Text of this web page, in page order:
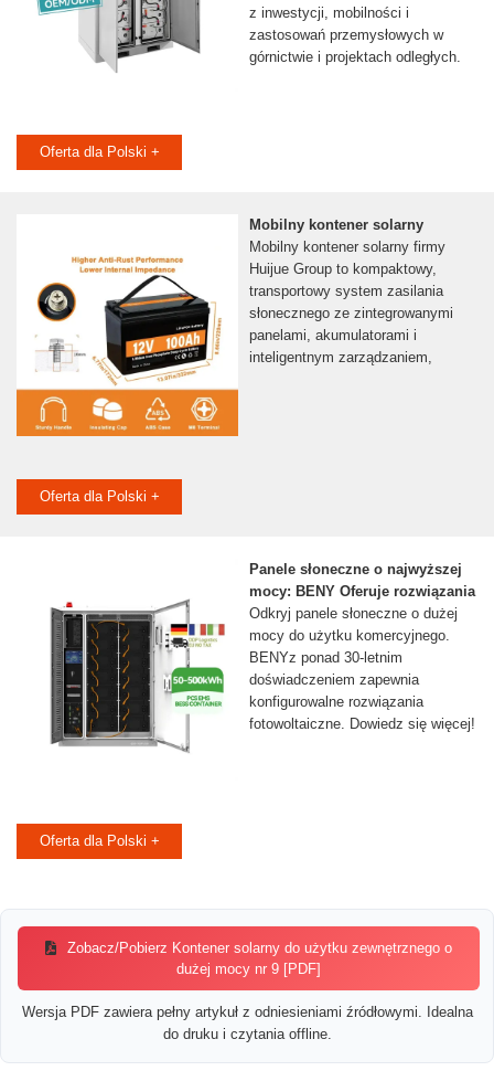
z inwestycji, mobilności i
zastosowań przemysłowych w
górnictwie i projektach odległych.
Oferta dla Polski +
Mobilny kontener solarny
Mobilny kontener solarny firmy
Huijue Group to kompaktowy,
transportowy system zasilania
słonecznego ze zintegrowanymi
panelami, akumulatorami i
inteligentnym zarządzaniem,
Oferta dla Polski +
Panele słoneczne o najwyższej
mocy: BENY Oferuje rozwiązania
Odkryj panele słoneczne o dużej
mocy do użytku komercyjnego.
BENYz ponad 30-letnim
doświadczeniem zapewnia
konfigurowalne rozwiązania
fotowoltaiczne. Dowiedz się więcej!
Oferta dla Polski +
Zobacz/Pobierz Kontener solarny do użytku zewnętrznego o
dużej mocy nr 9 [PDF]
Wersja PDF zawiera pełny artykuł z odniesieniami źródłowymi. Idealna
do druku i czytania offline.